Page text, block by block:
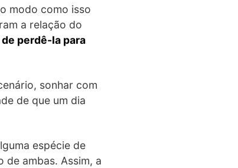
modo como isso
a relação do
perdê-la para
sonhar com
de que um dia
espécie de
ambas. Assim, a